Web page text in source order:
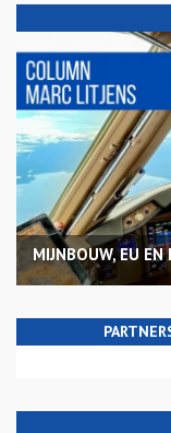
MIJNBOUW, EU